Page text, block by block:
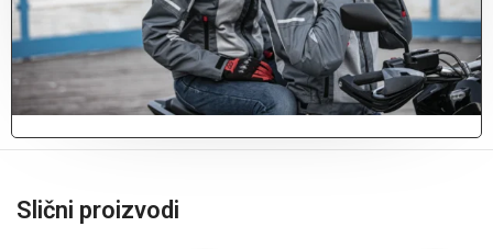
Slični proizvodi